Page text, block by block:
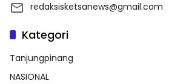
redaksisketsanews@gmail.com
Kategori
Tanjungpinang
NASIONAL